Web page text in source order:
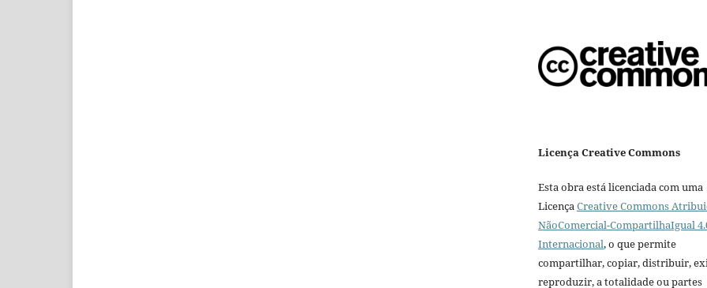
Licença Creative Commons
Esta obra está licenciada com uma
LicençaCreative Commons
NãoComercial-CompartilhaIgual
Internacional, o que permite
compartilhar, copiar, distribuir,
reproduzir, a totalidade ou partes